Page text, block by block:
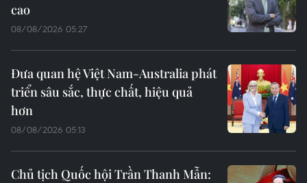
cao
08/08/2026 05:27
Đưa quan hệ Việt Nam-Australia phát
triển sâu sắc, thực chất, hiệu quả
hơn
08/08/2026 05:13
Chủ tịch Quốc hội Trần Thanh Mẫn: